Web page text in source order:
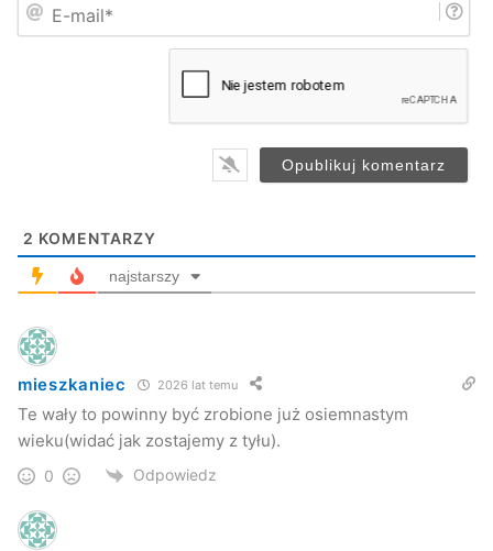
Powódź w Przysiekach (2006 rok) – zdjęcia archiwalne
m
2 KOMENTARZY
najstarszy
mieszkaniec 2026 lat temu
Te wały to powinny być zrobione już osiemnastym
wieku(widać jak zostajemy z tyłu).
0 Odpowiedz